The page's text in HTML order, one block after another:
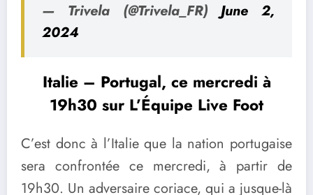
— Trivela (@Trivela_FR)June 2,
2024
Italie – Portugal, ce mercredi à
19h30 sur L’Équipe Live Foot
C’est donc à l’Italie que la nation portugaise
sera confrontée ce mercredi, à partir de
19h30. Un adversaire coriace, qui a jusque-là